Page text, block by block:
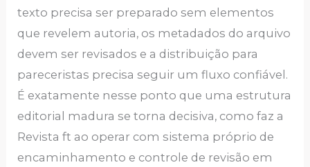
texto precisa ser preparado sem elementos
que revelem autoria, os metadados do arquivo
devem ser revisados e a distribuição para
pareceristas precisa seguir um fluxo confiável.
É exatamente nesse ponto que uma estrutura
editorial madura se torna decisiva, como faz a
Revista ft ao operar com sistema próprio de
encaminhamento e controle de revisão em